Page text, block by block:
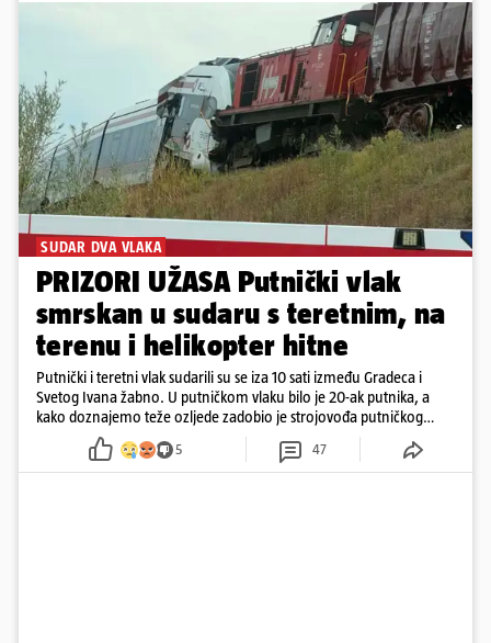
SUDAR DVA VLAKA
PRIZORI UŽASA Putnički vlak
smrskan u sudaru s teretnim, na
terenu i helikopter hitne
Putnički i teretni vlak sudarili su se iza 10 sati između Gradeca i
Svetog Ivana žabno. U putničkom vlaku bilo je 20-ak putnika, a
kako doznajemo teže ozljede zadobio je strojovođa putničkog
vlaka. Zatvoren je promet, a fotoreporteri Prigorskog objavili su
prve snimke s mjesta sudara
5 47